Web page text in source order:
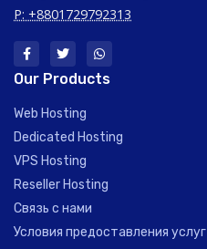
P: +8801729792313
Our Products
Web Hosting
Dedicated Hosting
VPS Hosting
Reseller Hosting
Связь с нами
Условия предоставления услуг